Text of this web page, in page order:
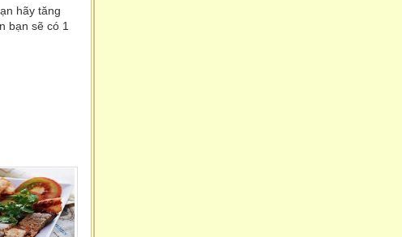
hãy tăng
bạn sẽ có 1